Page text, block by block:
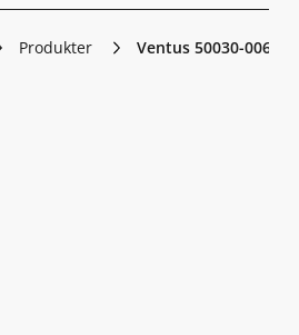
Produkter Ventus 50030-006